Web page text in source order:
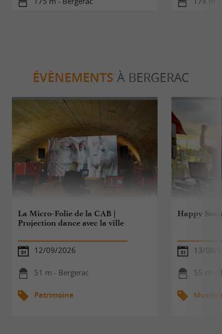
ÉVÈNEMENTS À BERGERAC
La Micro-Folie de la CAB |
Projection dance avec la ville
12/09/2026
51 m - Bergerac
Patrimoine
Happy
13/08/
55 m -